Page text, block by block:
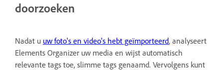
doorzoeken
Nadat u uw foto's en video's hebt geïmporteerd, analyseert
Elements Organizer uw media en wijst automatisch
relevante tags toe, slimme tags genaamd. Vervolgens kunt